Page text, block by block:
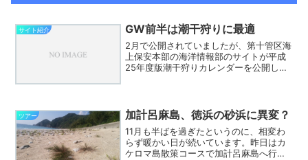
サイト紹介 GW前半は潮干狩りに最適
2月で公開されていましたが、第十管区海
上保安本部の海洋情報部のサイトが平成
25年度版潮干狩りカレンダーを公開して
ちらです。PDF版も...
ツアー 加計呂麻島、徳浜の砂浜に異変？
11月も半ばを過ぎたというのに、相変わ
らず暖かい日が続いています。昨日はカ
ケロマ島散策コースで加計呂麻島へ行っ